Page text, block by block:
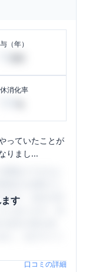
（年）
消化率
っていたことが
りまし...
す
定の企業口コ
すさ・会社の評
んあります。先
会社の姿を知
に、ぜひサイト
口コミの詳細